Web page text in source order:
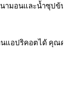
นามอนและน้ำซุปข้
แอปริคอตได้ คุณค